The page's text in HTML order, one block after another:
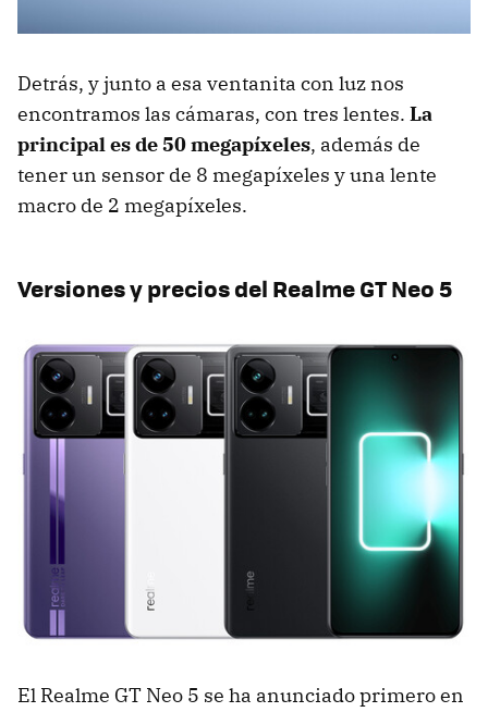
Detrás, y junto a esa ventanita con luz nos
encontramos las cámaras, con tres lentes. La
principal es de 50 megapíxeles, además de
tener un sensor de 8 megapíxeles y una lente
macro de 2 megapíxeles.
Versiones y precios del Realme GT Neo 5
El Realme GT Neo 5 se ha anunciado primero en